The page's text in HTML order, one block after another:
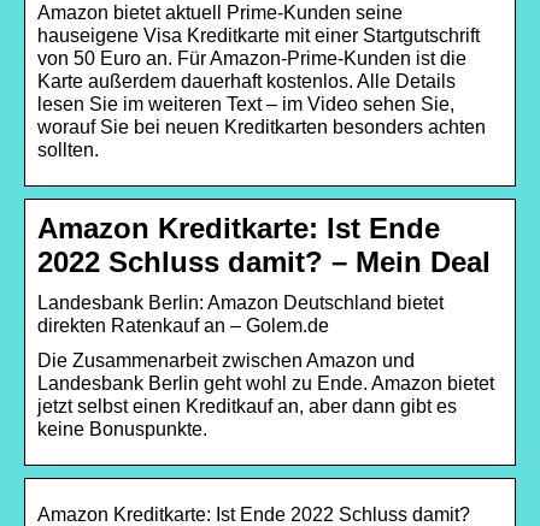
Amazon bietet aktuell Prime-Kunden seine
hauseigene Visa Kreditkarte mit einer Startgutschrift
von 50 Euro an. Für Amazon-Prime-Kunden ist die
Karte außerdem dauerhaft kostenlos. Alle Details
lesen Sie im weiteren Text – im Video sehen Sie,
worauf Sie bei neuen Kreditkarten besonders achten
sollten.
Amazon Kreditkarte: Ist Ende
2022 Schluss damit? – Mein Deal
Landesbank Berlin: Amazon Deutschland bietet
direkten Ratenkauf an – Golem.de
Die Zusammenarbeit zwischen Amazon und
Landesbank Berlin geht wohl zu Ende. Amazon bietet
jetzt selbst einen Kreditkauf an, aber dann gibt es
keine Bonuspunkte.
Amazon Kreditkarte: Ist Ende 2022 Schluss damit?